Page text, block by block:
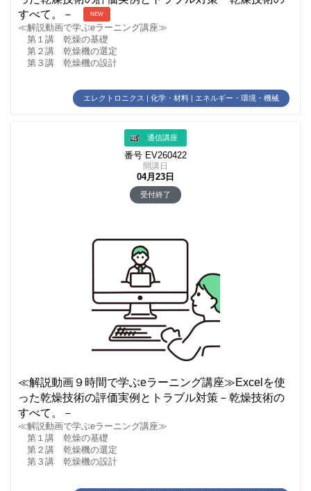
すべて。－
NEW
≪解説動画で学ぶeラーニング講座≫
第１講 乾燥の基礎
第２講 乾燥機の選定
第３講 乾燥機の設計
エレクトロニクス | 化学・材料 | エネルギー・環境・機械
通信講座
番号 EV260422
開講日
04月23日
受付終了
≪解説動画９時間で学ぶeラーニング講座≫Excelを使
った乾燥技術の評価実例とトラブル対策－乾燥技術の
すべて。－
≪解説動画で学ぶeラーニング講座≫
第１講 乾燥の基礎
第２講 乾燥機の選定
第３講 乾燥機の設計